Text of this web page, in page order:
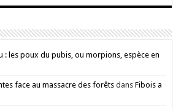
: les poux du pubis, ou morpions, espèce en
face au massacre des forêts dansFibois a